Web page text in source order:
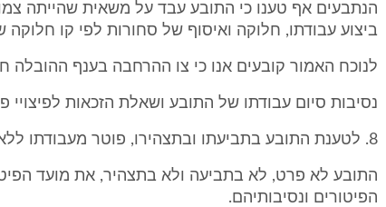
הנתבעים אף טענו כי התובע עבד על משאית שהייתה
ביצוע עבודתו, חלוקה ואיסוף של סחורות לפי קו חלוקה
לנוכח האמור קובעים אנו כי צו ההרחבה בענף ההובלה
נסיבות סיום עבודתו של התובע ושאלת הזכאות לפיצויי
8. לטענת התובע בתביעתו ובתצהירו, פוטר מעבודתו ללא הודעה מוקדמת כחוק.
התובע לא פרט, לא בתביעה ולא בתצהיר, את מועד
הפיטורים ונסיבותיהם.